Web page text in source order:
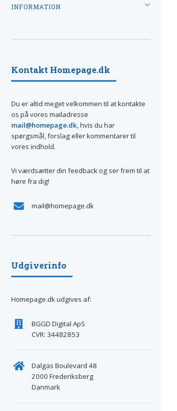
INFORMATION
Kontakt Homepage.dk
Du er altid meget velkommen til at kontakte
os på vores mailadresse
mail@homepage.dk, hvis du har
spørgsmål, forslag eller kommentarer til
vores indhold.
Vi værdsætter din feedback og ser frem til at
høre fra dig!
mail@homepage.dk
Udgiverinfo
Homepage.dk udgives af:
BGGD Digital ApS
CVR: 34482853
Dalgas Boulevard 48
2000 Frederiksberg
Danmark